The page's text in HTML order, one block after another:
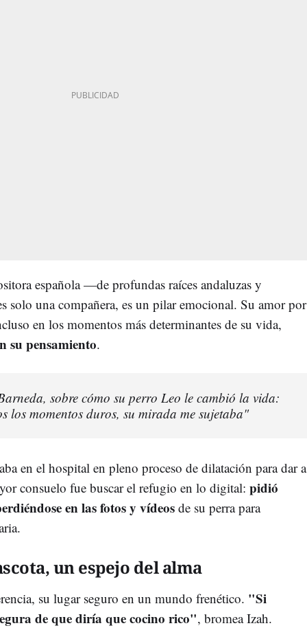
española —de profundas raíces andaluzas y
solo una compañera, es un pilar emocional. Su amor por
en los momentos más determinantes de su vida,
su pensamiento.
sobre cómo su perro Leo le cambió la vida:
los momentos duros, su mirada me sujetaba"
en el hospital en pleno proceso de dilatación para dar a
consuelo fue buscar el refugio en lo digital: pidió
en las fotos y vídeos de su perra para
un espejo del alma
su lugar seguro en un mundo frenético. "Si
de que diría que cocino rico", bromea Izah.